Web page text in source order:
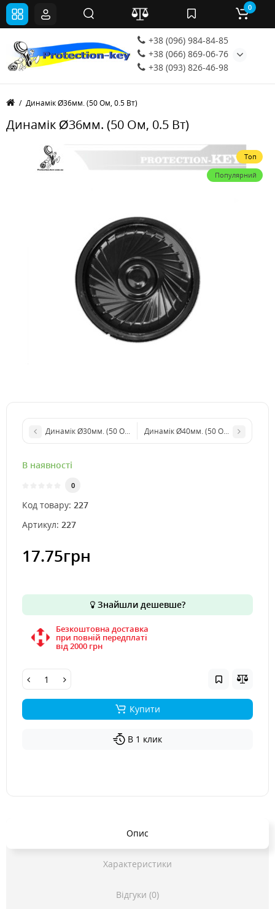
+38 (096) 984-84-85
+38 (066) 869-06-76
+38 (093) 826-46-98
0
Динамік Ø36мм. (50 Ом, 0.5 Вт)
Динамік Ø36мм. (50 Ом, 0.5 Вт)
Топ
Популярний
Динамік Ø30мм. (50 Ом, 0,3 Вт)Динамік Ø40мм. (50 Ом, 0.3 Вт)
В наявності
0
Код товару: 227
Артикул: 227
17.75грн
Знайшли дешевше?
Безкоштовна доставка
при повній передплаті
вiд 2000 грн
Купити
В 1 клик
Опис
Характеристики
Відгуки (0)